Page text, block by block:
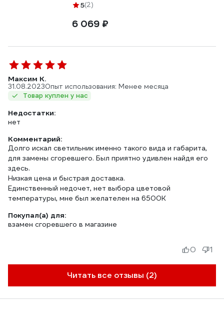
5(2)
6 069 ₽
Максим К.
31.08.2023Опыт использования: Менее месяца
Товар куплен у нас
Недостатки:
нет
Комментарий:
Долго искал светильник именно такого вида и габарита,
для замены сгоревшего. Был приятно удивлен найдя его
здесь.
Низкая цена и быстрая доставка.
Единственный недочет, нет выбора цветовой
температуры, мне был желателен на 6500К
Покупал(а) для:
взамен сгоревшего в магазине
Читать все отзывы (2)
0 1